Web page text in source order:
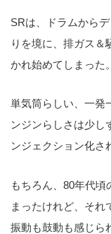
SRは、ドラムから
りを境に、排ガス＆
かれ始めてしまった。
単気筒らしい、一発
ンジンらしさは少し
ンジェクション化さ
もちろん、80年代
まったけれど、それ
振動も鼓動も感じら